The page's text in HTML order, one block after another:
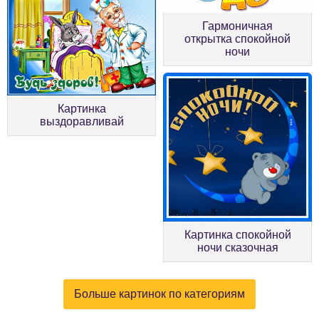
Гармоничная
открытка спокойной
ночи
Картинка
выздоравливай
Картинка спокойной
ночи сказочная
Больше картинок по категориям